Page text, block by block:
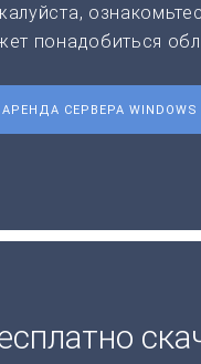
понадобиться
АРЕНДА СЕРВЕРА WINDOWS